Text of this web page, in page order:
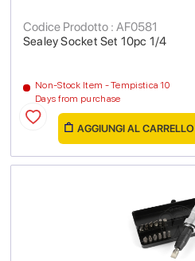
Sealey Socket Set 10pc 1/4
Codice Prodotto : AF0581
Non-Stock Item - Tempistica 10
Days from purchase
AGGIUNGI AL CARRELLO